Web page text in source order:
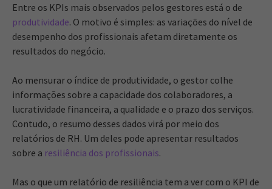
Entre os KPIs mais observados pelos gestores está o de
produtividade. O motivo é simples: as variações do nível de
desempenho dos profissionais afetam diretamente os
resultados do negócio.
Ao mensurar o índice de produtividade, o gestor colhe
informações sobre a capacidade dos colaboradores, a
lucratividade financeira, a qualidade e o prazo dos serviços.
Contudo, o resumo desses dados virá por meio dos
relatórios de RH. Um deles pode apresentar resultados
sobre a resiliência dos profissionais.
Mas o que um relatório de resiliência tem a ver com o KPI de